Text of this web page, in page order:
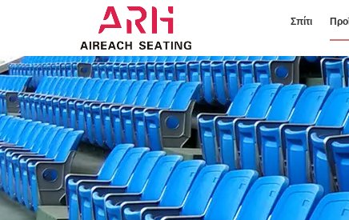
Σπίτι